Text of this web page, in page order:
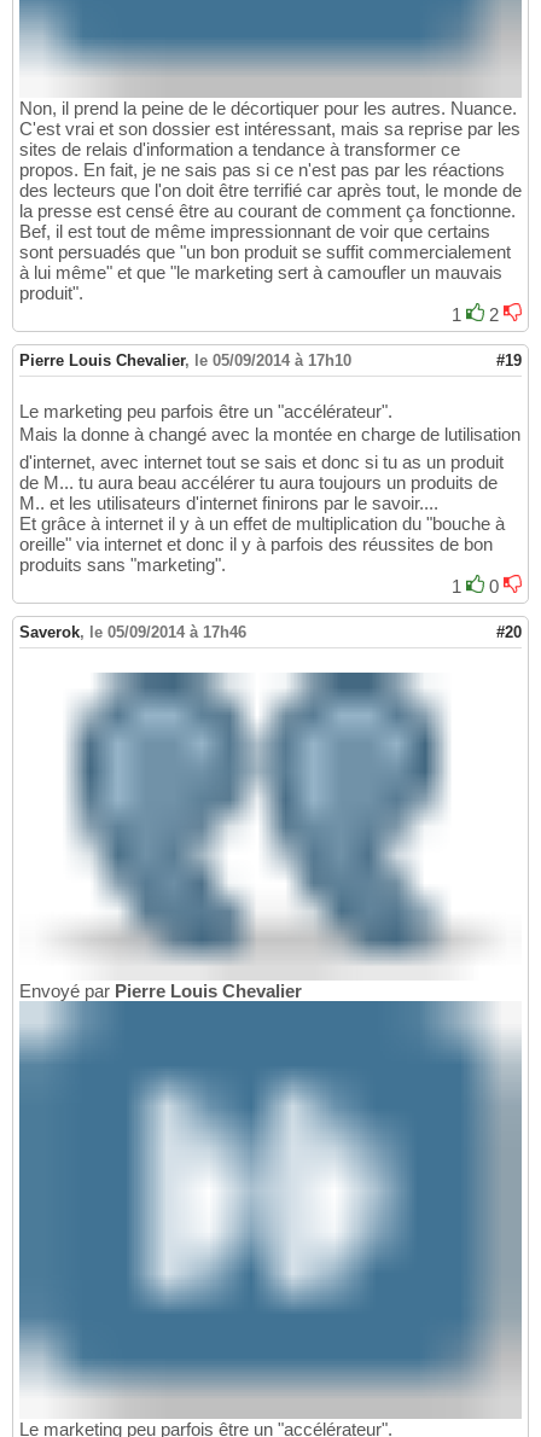
Non, il prend la peine de le décortiquer pour les autres. Nuance.
C'est vrai et son dossier est intéressant, mais sa reprise par les
sites de relais d'information a tendance à transformer ce
propos. En fait, je ne sais pas si ce n'est pas par les réactions
des lecteurs que l'on doit être terrifié car après tout, le monde de
la presse est censé être au courant de comment ça fonctionne.
Bef, il est tout de même impressionnant de voir que certains
sont persuadés que "un bon produit se suffit commercialement
à lui même" et que "le marketing sert à camoufler un mauvais
produit".
1
2
Pierre Louis Chevalier, le 05/09/2014 à 17h10 #19
Le marketing peu parfois être un "accélérateur".
Mais la donne à changé avec la montée en charge de lutilisation
d'internet, avec internet tout se sais et donc si tu as un produit
de M... tu aura beau accélérer tu aura toujours un produits de
M.. et les utilisateurs d'internet finirons par le savoir....
Et grâce à internet il y à un effet de multiplication du "bouche à
oreille" via internet et donc il y à parfois des réussites de bon
produits sans "marketing".
1
0
Saverok, le 05/09/2014 à 17h46 #20
Envoyé par Pierre Louis Chevalier
Le marketing peu parfois être un "accélérateur".